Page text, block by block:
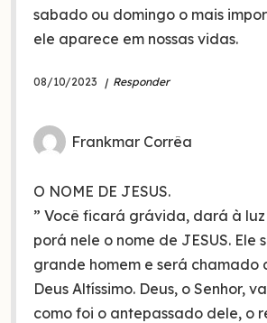
sabado ou domingo o mais
ele aparece em nossas vidas.
08/10/2023 Responder
Frankmar Corrêa
O NOME DE JESUS.
” Você ficará grávida, dará à luz
porá nele o nome de JESUS. Ele
grande homem e será chamado
Deus Altíssimo. Deus, o Senhor,
como foi o antepassado dele, o